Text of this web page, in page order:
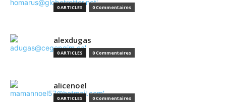
0 ARTICLES 0 Commentaires
alexdugas
0 ARTICLES 0 Commentaires
alicenoel
0 ARTICLES 0 Commentaires